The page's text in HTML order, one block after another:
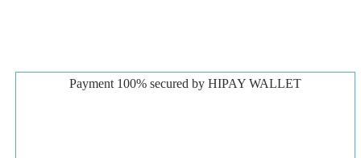
Payment 100% secured by HIPAY WALLET